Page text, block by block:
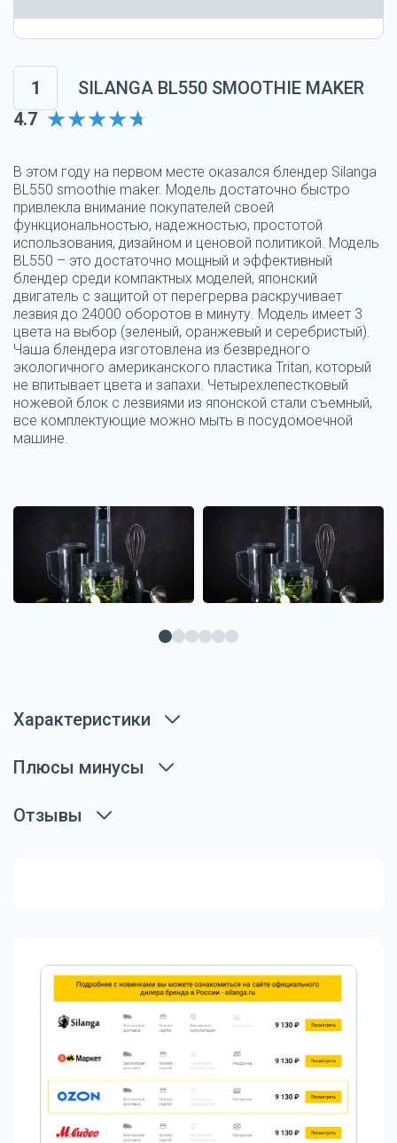
1
SILANGA BL550 SMOOTHIE MAKER
4.7
В этом году на первом месте оказался блендер Silanga
BL550 smoothie maker. Модель достаточно быстро
привлекла внимание покупателей своей
функциональностью, надежностью, простотой
использования, дизайном и ценовой политикой. Модель
BL550 – это достаточно мощный и эффективный
блендер среди компактных моделей, японский
двигатель с защитой от перегрерва раскручивает
лезвия до 24000 оборотов в минуту. Модель имеет 3
цвета на выбор (зеленый, оранжевый и серебристый).
Чаша блендера изготовлена из безвредного
экологичного американского пластика Tritan, который
не впитывает цвета и запахи. Четырехлепестковый
ножевой блок с лезвиями из японской стали съемный,
все комплектующие можно мыть в посудомоечной
машине.
Характеристики
Плюсы минусы
Отзывы